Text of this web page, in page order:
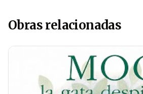
Obras relacionadas